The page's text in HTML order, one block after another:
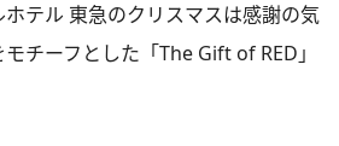
テル 東急のクリスマスは感謝の気
チーフとした「The Gift of RED」